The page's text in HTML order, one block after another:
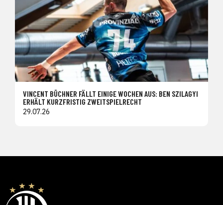
VINCENT BÜCHNER FÄLLT EINIGE WOCHEN AUS: BEN SZILAGYI
ERHÄLT KURZFRISTIG ZWEITSPIELRECHT
29.07.26